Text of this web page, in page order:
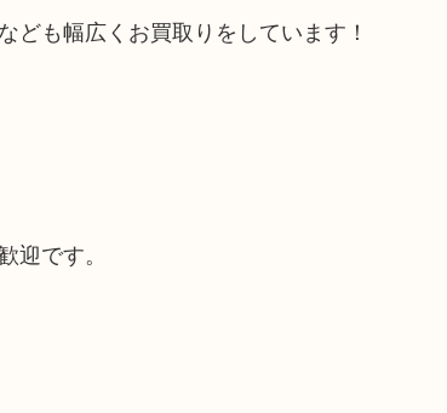
も幅広くお買取りをしています！
です。